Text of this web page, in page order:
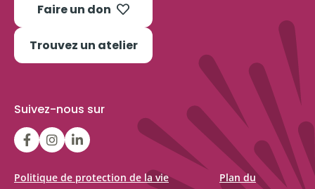
Faire un don
Trouvez un atelier
Suivez-nous sur
LGFBCanada
LGFBCanada
Belle
et
Politique de protection de la vie
Plan du